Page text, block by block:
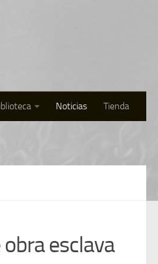
Noticias Tienda
esclava